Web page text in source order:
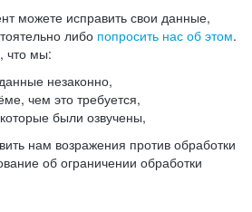
можете исправить свои данные,
либо попросить нас об этом.
что мы:
незаконно,
чем это требуется,
были озвучены,
нам возражения против обработки
об ограничении обработки